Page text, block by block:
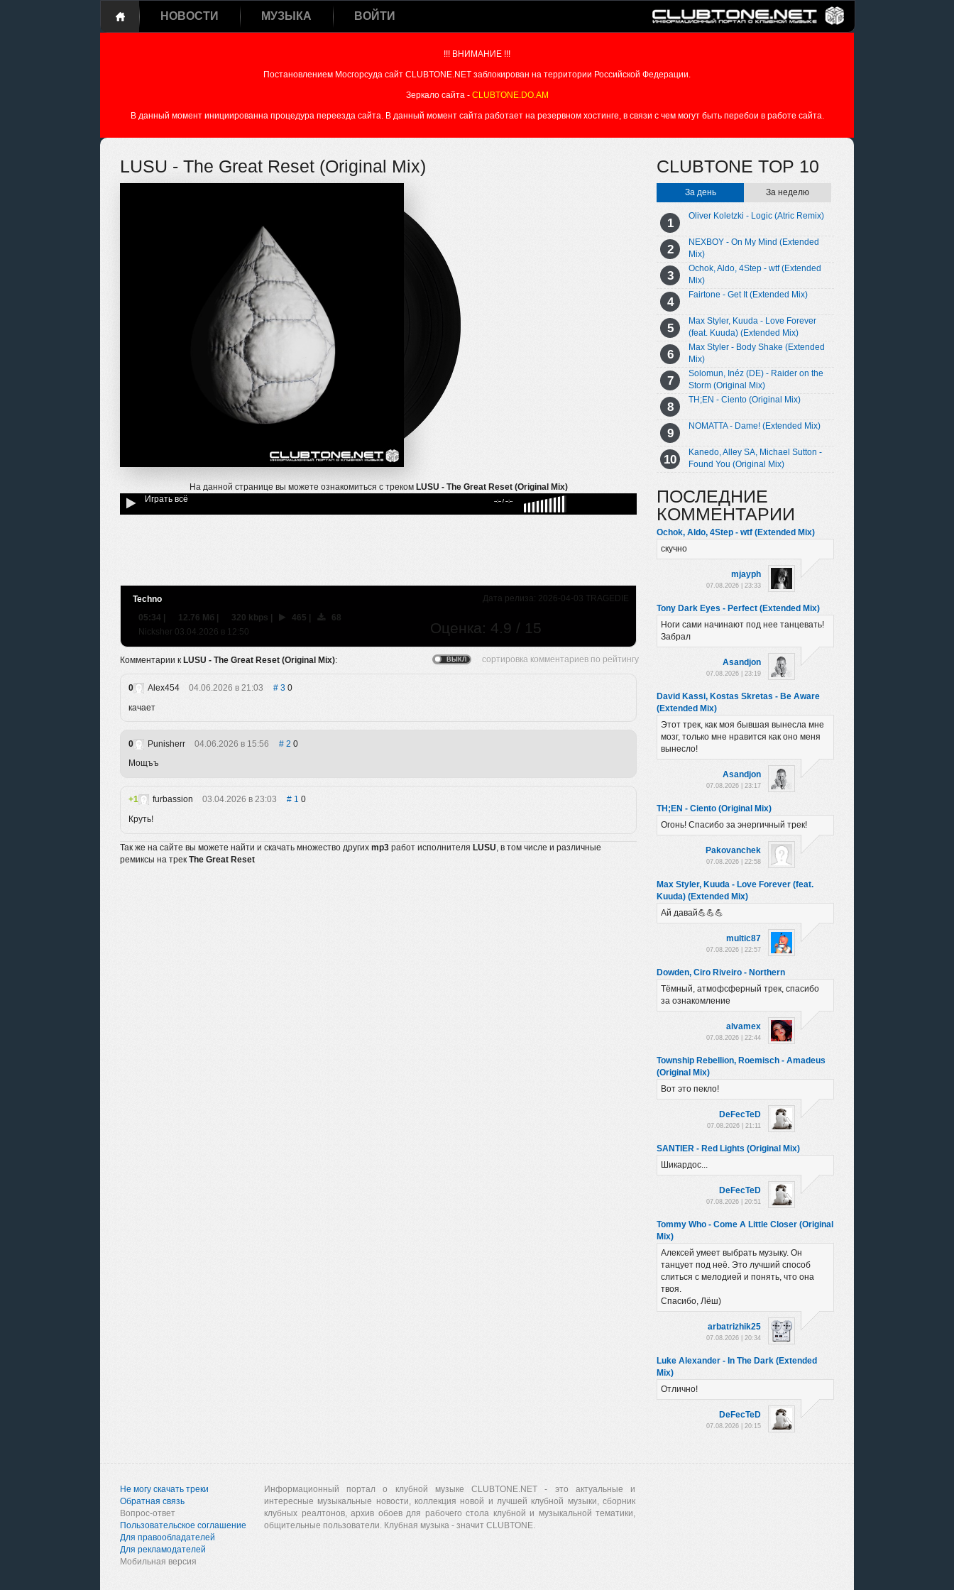
НОВОСТИ МУЗЫКА ВОЙТИ
!!! ВНИМАНИЕ !!!
Постановлением Мосгорсуда сайт CLUBTONE.NET заблокирован на территории Российской Федерации.
Зеркало сайта - CLUBTONE.DO.AM
В данный момент инициированна процедура переезда сайта. В данный момент сайта работает на резервном хостинге, в связи с чем могут быть перебои в работе сайта.
LUSU - The Great Reset (Original Mix)
На данной странице вы можете ознакомиться с треком LUSU - The Great Reset (Original Mix)
Играть всё
--:-- / --:--
Дата релиза: 2026-04-03 TRAGEDIE
Techno
Оценка: 4.9 / 15
05:34 | 12.76 Мб | 320 kbps | 465 |
68
Nicksher 03.04.2026 в 12:50
Комментарии к LUSU - The Great Reset (Original Mix):
0 Alex454 04.06.2026 в 21:03 3 0
качает
0 Punisherr 04.06.2026 в 15:56 2 0
Мощъъ
1 furbassion 03.04.2026 в 23:03 10
Круть!
Так же на сайте вы можете найти и скачать множество других mp3 работ исполнителя LUSU, в том числе и различные
ремиксы на трек The Great Reset
CLUBTONE TOP 10
За день За неделю
Oliver Koletzki - Logic (Atric Remix)
NEXBOY - On My Mind (Extended
Mix)
Ochok, Aldo, 4Step - wtf (Extended
Mix)
Fairtone - Get It (Extended Mix)
Max Styler, Kuuda - Love Forever
(feat. Kuuda) (Extended Mix)
Max Styler - Body Shake (Extended
Mix)
Solomun, Inéz (DE) - Raider on the
Storm (Original Mix)
TH;EN - Ciento (Original Mix)
NOMATTA - Dame! (Extended Mix)
Kanedo, Alley SA, Michael Sutton -
Found You (Original Mix)
ПОСЛЕДНИЕ
КОММЕНТАРИИ
Ochok, Aldo, 4Step - wtf (Extended Mix)
скучно
mjayph
07.08.2026 | 23:33
Tony Dark Eyes - Perfect (Extended Mix)
Ноги сами начинают под нее танцевать!
Забрал
Asandjon
07.08.2026 | 23:19
David Kassi, Kostas Skretas - Be Aware
(Extended Mix)
Этот трек, как моя бывшая вынесла мне
мозг, только мне нравится как оно меня
вынесло!
Asandjon
07.08.2026 | 23:17
TH;EN - Ciento (Original Mix)
Огонь! Спасибо за энергичный трек!
Pakovanchek
07.08.2026 | 22:58
Max Styler, Kuuda - Love Forever (feat.
Kuuda) (Extended Mix)
Ай давай💪💪💪
multic87
07.08.2026 | 22:57
Dowden, Ciro Riveiro - Northern
Тёмный, атмофсферный трек, спасибо
за ознакомление
alvamex
07.08.2026 | 22:44
Township Rebellion, Roemisch - Amadeus
(Original Mix)
Вот это пекло!
DeFecTeD
07.08.2026 | 21:11
SANTIER - Red Lights (Original Mix)
Шикардос...
DeFecTeD
07.08.2026 | 20:51
Tommy Who - Come A Little Closer (Original
Mix)
Алексей умеет выбрать музыку. Он
танцует под неё. Это лучший способ
слиться с мелодией и понять, что она
твоя.
Спасибо, Лёш)
arbatrizhik25
07.08.2026 | 20:34
Luke Alexander - In The Dark (Extended
Mix)
Отлично!
DeFecTeD
07.08.2026 | 20:15
Не могу скачать треки
Обратная связь
Вопрос-ответ
Пользовательское соглашение
Для правообладателей
Для рекламодателей
Мобильная версия
Информационный портал о клубной музыке CLUBTONE.NET - это актуальные и
интересные музыкальные новости, коллекция новой и лучшей клубной музыки, сборник
клубных реалтонов, архив обоев для рабочего стола клубной и музыкальной тематики,
общительные пользователи. Клубная музыка - значит CLUBTONE.